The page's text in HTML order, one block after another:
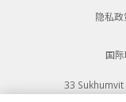
隐私政
国
33